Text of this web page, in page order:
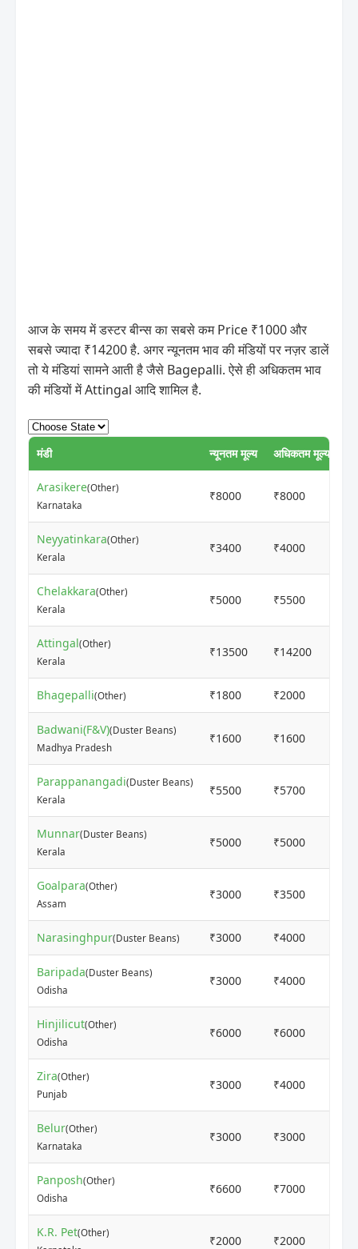
आज के समय में डस्टर बीन्स का सबसे कम Price ₹1000 और
सबसे ज्यादा ₹14200 है. अगर न्यूनतम भाव की मंडियों पर नज़र डालें
तो ये मंडियां सामने आती है जैसे Bagepalli. ऐसे ही अधिकतम भाव
की मंडियों में Attingal आदि शामिल है.
मंडी न्यूनतम मूल्य अधिकतम मूल्य
Arasikere(Other)
Karnataka
₹8000 ₹8000
Neyyatinkara(Other)
Kerala
₹3400 ₹4000
Chelakkara(Other)
Kerala
₹5000 ₹5500
Attingal(Other)
Kerala
₹13500 ₹14200
Bhagepalli(Other) ₹1800 ₹2000
Badwani(F&V)(Duster Beans)
Madhya Pradesh
₹1600 ₹1600
Parappanangadi(Duster Beans)
Kerala
₹5500 ₹5700
Munnar(Duster Beans)
Kerala
₹5000 ₹5000
Goalpara(Other)
Assam
₹3000 ₹3500
Narasinghpur(Duster Beans) ₹3000 ₹4000
Baripada(Duster Beans)
Odisha
₹3000 ₹4000
Hinjilicut(Other)
Odisha
₹6000 ₹6000
Zira(Other)
Punjab
₹3000 ₹4000
Belur(Other)
Karnataka
₹3000 ₹3000
Panposh(Other)
Odisha
₹6600 ₹7000
K.R. Pet(Other)
₹2000 ₹2000